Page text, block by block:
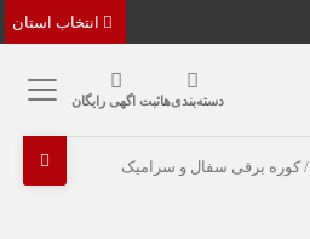
دسته‌بندی‌هاثبت اگهی رایگان
/ کوره برقی سفال و سرامیک